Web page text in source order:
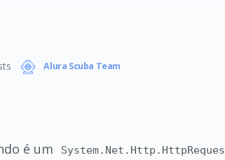
Alura Scuba Team
é um